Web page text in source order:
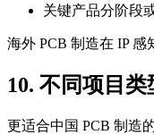
关键产品分阶段
海外 PCB 制造在 IP 感
10. 不同项目
更适合中国 PCB 制造